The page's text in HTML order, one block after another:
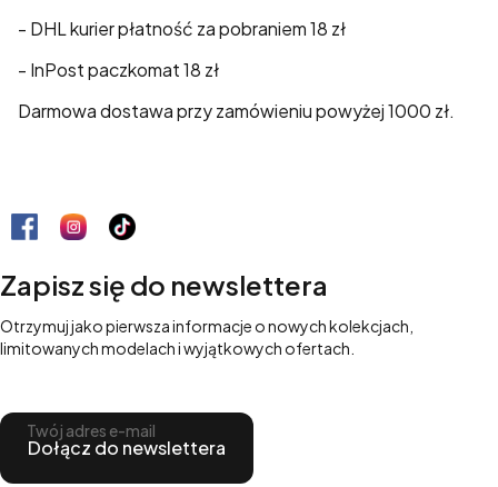
- DHL kurier płatność za pobraniem 18 zł
- InPost paczkomat 18 zł
Darmowa dostawa przy zamówieniu powyżej 1000 zł.
Zapisz się do newslettera
Otrzymuj jako pierwsza informacje o nowych kolekcjach,
limitowanych modelach i wyjątkowych ofertach.
Twój adres e-mail
Dołącz do newslettera